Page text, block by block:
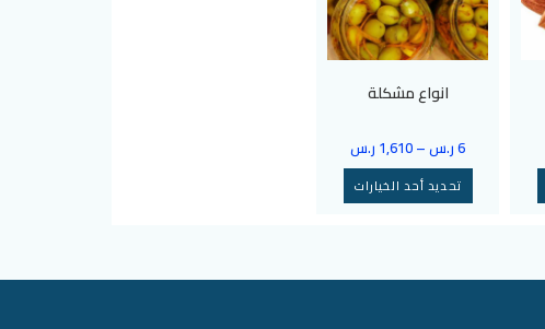
انواع مشكلة
6ر.س–
1,610 ر.س
تحديد أحد الخيارات